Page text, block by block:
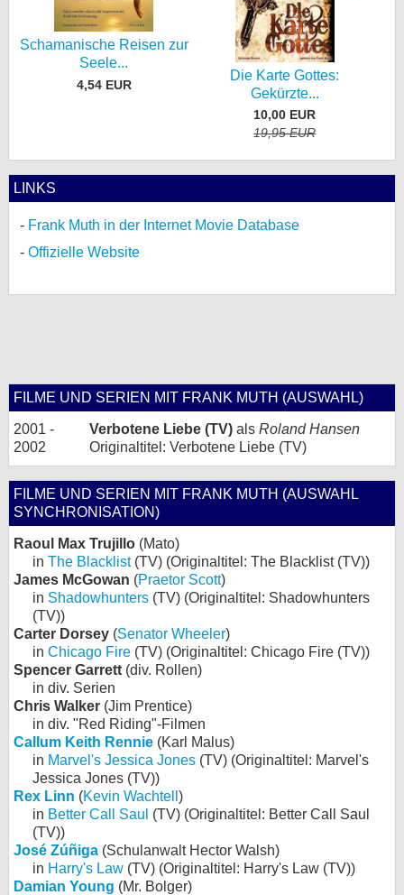
Schamanische Reisen zur
Seele...
4,54 EUR
Die Karte Gottes:
Gekürzte...
10,00 EUR
19,95 EUR
LINKS
Frank Muth in der Internet Movie Database
Offizielle Website
FILME UND SERIEN MIT FRANK MUTH (AUSWAHL)
2001 -
2002
Verbotene Liebe (TV) als Roland Hansen
Originaltitel: Verbotene Liebe (TV)
FILME UND SERIEN MIT FRANK MUTH (AUSWAHL
SYNCHRONISATION)
Raoul Max Trujillo (Mato)
in The Blacklist(TV) (Originaltitel: The Blacklist (TV))
James McGowan (Praetor Scott)
in Shadowhunters (TV) (Originaltitel: Shadowhunters
(TV))
Carter Dorsey (Senator Wheeler)
in Chicago Fire (TV) (Originaltitel: Chicago Fire (TV))
Spencer Garrett (div. Rollen)
in div. Serien
Chris Walker (Jim Prentice)
in div. "Red Riding"-Filmen
Callum Keith Rennie (Karl Malus)
in Marvel's Jessica Jones (TV) (Originaltitel: Marvel's
Jessica Jones (TV))
Rex Linn (Kevin Wachtell )
in Better Call Saul (TV) (Originaltitel: Better Call Saul
(TV))
José Zúñiga (Schulanwalt Hector Walsh)
in Harry's Law (TV) (Originaltitel: Harry's Law (TV))
Damian Young (Mr. Bolger)